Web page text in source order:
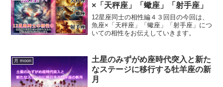
×「天秤座」「蠍座」「射手座」
12星座同士の相性編４３回目の今回は、
魚座×「天秤座」「蠍座」「射手座」につ
いての相性をお伝えしていきます。
月 moon
土星のみずがめ座時代突入と新た
なステージに移行する牡羊座の新
月